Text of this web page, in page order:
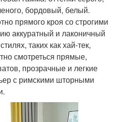
бордовый, белый.
прямого кроя со строгими
аккуратный и лаконичный
таких как хай-тек,
смотреться прямые,
прозрачные и легкие
с римскими шторными